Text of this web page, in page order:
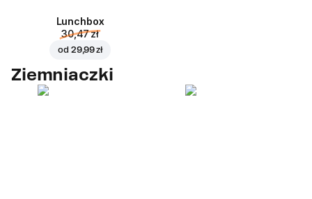
Lunchbox
30,47 zł
od 29,99 zł
Ziemniaczki